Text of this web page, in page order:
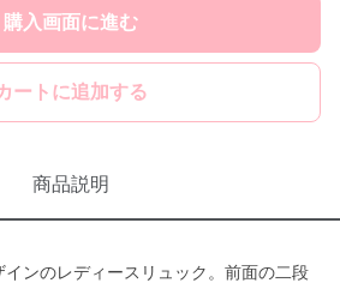
購入画面に進む
ートに追加する
商品説明
ンのレディースリュック。前面の二段